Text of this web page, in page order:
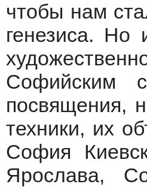
чтобы нам
генезиса. Но
Софийским
посвящения,
техники, их
София
Ярослава,